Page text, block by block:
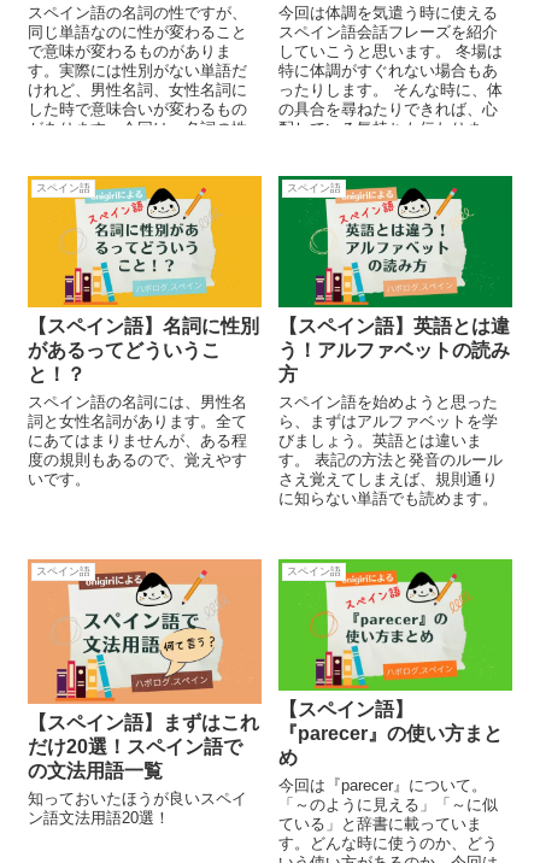
スペイン語の名詞の性ですが、
同じ単語なのに性が変わること
で意味が変わるものがありま
す。実際には性別がない単語だ
けれど、男性名詞、女性名詞に
した時で意味合いが変わるもの
があります。今回は、名詞の性
す。
今回は体調を気遣う時に使える
スペイン語会話フレーズを紹介
していこうと思います。 冬場は
特に体調がすぐれない場合もあ
ったりします。 そんな時に、体
の具合を尋ねたりできれば、心
配している気持ちも伝わりま
スペイン語
【スペイン語】名詞に性別
があるってどういうこ
と！？
スペイン語の名詞には、男性名
詞と女性名詞があります。全て
にあてはまりませんが、ある程
度の規則もあるので、覚えやす
いです。
スペイン語
【スペイン語】英語とは違
う！アルファベットの読み
方
スペイン語を始めようと思った
ら、まずはアルファベットを学
びましょう。英語とは違いま
す。 表記の方法と発音のルール
さえ覚えてしまえば、規則通り
に知らない単語でも読めます。
スペイン語
【スペイン語】まずはこれ
だけ20選！スペイン語で
の文法用語一覧
知っておいたほうが良いスペイ
ン語文法用語20選！
スペイン語
【スペイン語】
『parecer』の使い方まと
め
今回は『parecer』について。
「～のように見える」「～に似
ている」と辞書に載っていま
す。どんな時に使うのか、どう